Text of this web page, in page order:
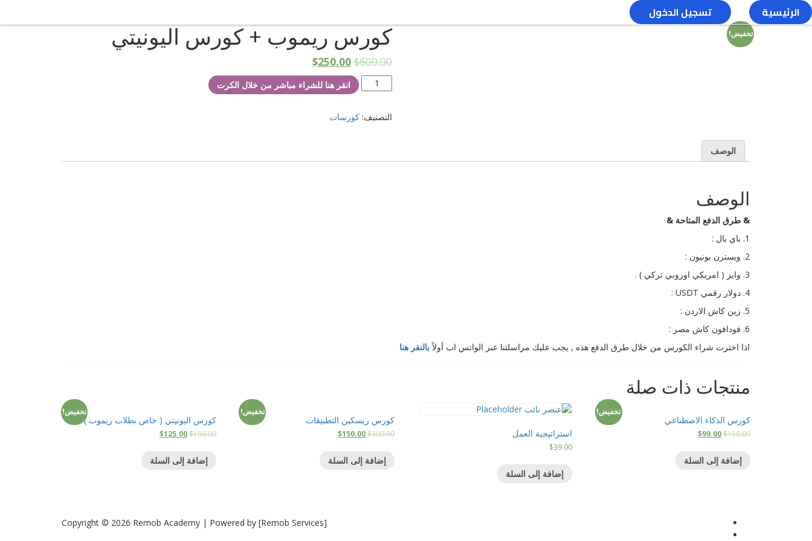
الرئيسية تسجيل الدخول
تخفيض! كورس ريموب + كورس اليونيتي
$600.00
$250.00
انقر هنا للشراء مباشر من خلال الكرت
التصنيف: كورسات
الوصف
الوصف
& طرق الدفع المتاحة &
1. باي بال :
2. ويسترن يونيون :
3. وايز ( امريكي اوروبي تركي ) .
4. دولار رقمي USDT :
5. زين كاش الاردن :
6. فودافون كاش مصر :
اذا اخترت شراء الكورس من خلال طرق الدفع هذه , يجب عليك مراسلتنا عبر الواتس اب أولاًبالنقر هنا
منتجات ذات صلة
تخفيض!
كورس الذكاء الاصطناعي
$150.00
$99.00
إضافة إلى السلة
استراتيجية العمل
$39.00
إضافة إلى السلة
تخفيض!
كورس ريسكين التطبيقات
$300.00
$150.00
إضافة إلى السلة
تخفيض!
كورس اليونيتي ( خاص بطلاب ريموب )
$150.00
$125.00
إضافة إلى السلة
Copyright © 2026 Remob Academy | Powered by [Remob Services]